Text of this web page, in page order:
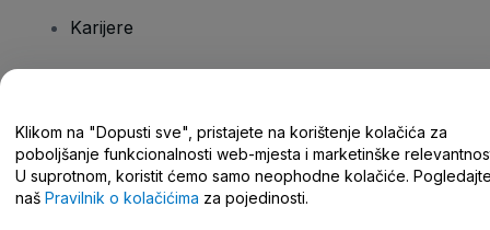
Karijere
Centar za pomoć/kontaktirajte nas
Klikom na "Dopusti sve", pristajete na korištenje kolačića za
poboljšanje funkcionalnosti web-mjesta i marketinške
U suprotnom, koristit ćemo samo neophodne kolačiće.
naš Pravilnik o kolačićima za pojedinosti.